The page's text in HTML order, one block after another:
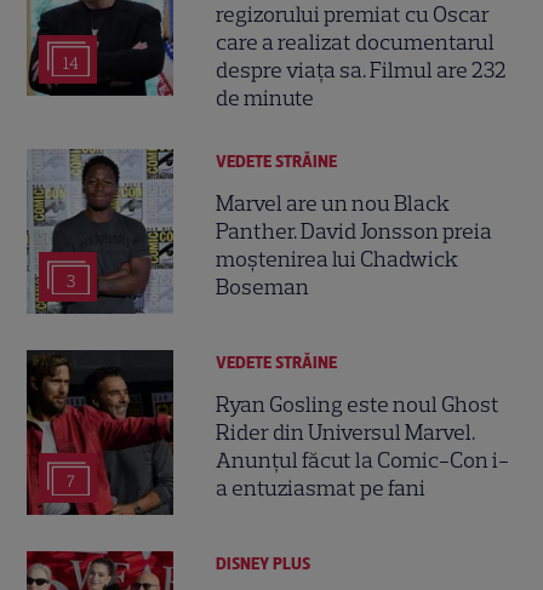
14
regizorului premiat cu Oscar
care a realizat documentarul
despre viața sa. Filmul are 232
de minute
3
VEDETE STRĂINE
Marvel are un nou Black
Panther. David Jonsson preia
moștenirea lui Chadwick
Boseman
7
VEDETE STRĂINE
Ryan Gosling este noul Ghost
Rider din Universul Marvel.
Anunțul făcut la Comic-Con i-
a entuziasmat pe fani
DISNEY PLUS